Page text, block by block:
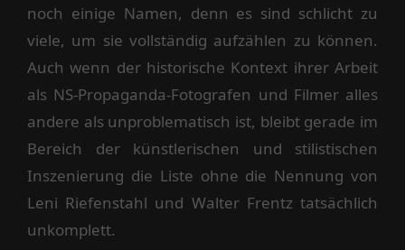
noch einige Namen, denn es sind schlicht zu
viele, um sie vollständig aufzählen zu können.
Auch wenn der historische Kontext ihrer Arbeit
als NS-Propaganda-Fotografen und Filmer alles
andere als unproblematisch ist, bleibt gerade im
Bereich der künstlerischen und stilistischen
Inszenierung die Liste ohne die Nennung von
Leni Riefenstahl und Walter Frentz tatsächlich
unkomplett.